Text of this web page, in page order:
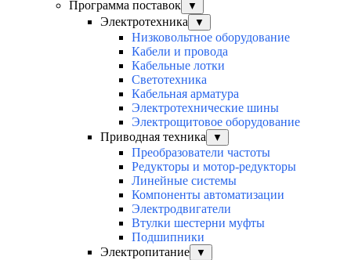
Программа поставок
▼
Электротехника ▼
Низковольтное оборудование
Кабели и провода
Кабельные лотки
Светотехника
Кабельная арматура
Электротехнические шины
Электрощитовое оборудование
Приводная техника
▼
Преобразователи частоты
Редукторы и мотор-редукторы
Линейные системы
Компоненты автоматизации
Электродвигатели
Втулки шестерни муфты
Подшипники
Электропитание
▼